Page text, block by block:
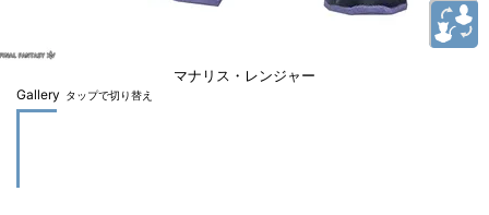
マナリス・レンジャー
Gallery タップで切り替え